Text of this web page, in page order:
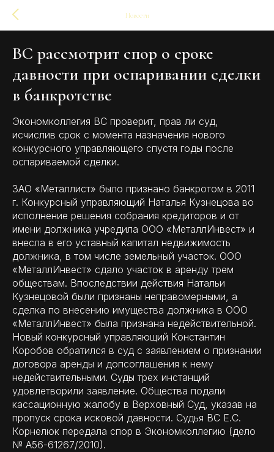
Новости
ВС рассмотрит спор о сроке
давности при оспаривании сделки
в банкротстве
Экономколлегия ВС проверит, прав ли суд,
исчислив срок с момента назначения нового
конкурсного управляющего спустя годы после
оспариваемой сделки.
ЗАО «Металлист» было признано банкротом в 2011
г. Конкурсный управляющий Наталья Кузнецова во
исполнение решения собрания кредиторов и от
имени должника учредила ООО «МеталлИнвест» и
внесла в его уставный капитал недвижимость
должника, в том числе земельный участок. ООО
«МеталлИнвест» сдало участок в аренду трем
обществам. Впоследствии действия Натальи
Кузнецовой были признаны неправомерными, а
сделка по внесению имущества должника в ООО
«МеталлИнвест» была признана недействительной.
Новый конкурсный управляющий Константин
Коробов обратился в суд с заявлением о признании
договора аренды и допсоглашения к нему
недействительными. Суды трех инстанций
удовлетворили заявление. Общества подали
кассационную жалобу в Верховный Суд, указав на
пропуск срока исковой давности. Судья ВС Е.С.
Корнелюк передала спор в Экономколлегию (дело
№ А56-61267/2010).